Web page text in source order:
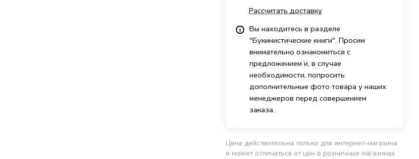
Рассчитать доставку
Вы находитесь в разделе
"Букинистические книги". Просим
внимательно ознакомиться с
предложением и, в случае
необходимости, попросить
дополнительные фото товара у наших
менеджеров перед совершением
заказа.
Цена действительна только для интернет-магазина
и может отличаться от цен в розничных магазинах